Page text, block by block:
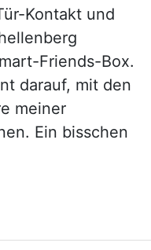
Kontakt und
Friends-Box.
darauf, mit den
meiner
Ein bisschen